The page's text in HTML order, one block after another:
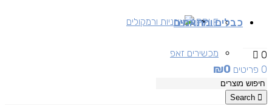
אוזניות ורמקולים APPLE
מכשירים זאפ
כבלים ומתאמים
0
0 פריטים
₪0
Search